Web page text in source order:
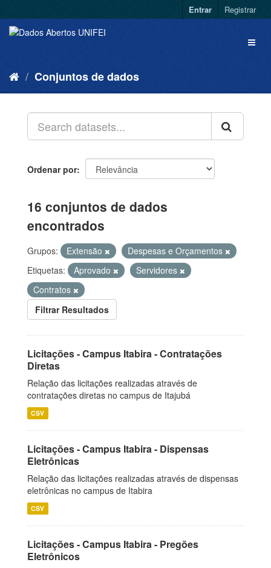
Entrar Registrar
Conjuntos de dados
Ordenar por
16 conjuntos de dados
encontrados
Grupos: Extensão
Despesas e Orçamentos
Etiquetas:
Aprovado
Servidores
Contratos
Filtrar Resultados
Licitações - Campus Itabira - Contratações
Diretas
Relação das licitações realizadas através de
contratações diretas no campus de Itajubá
CSV
Licitações - Campus Itabira - Dispensas
Eletrônicas
Relação das licitações realizadas através de dispensas
eletrônicas no campus de Itabira
CSV
Licitações - Campus Itabira - Pregões
Eletrônicos